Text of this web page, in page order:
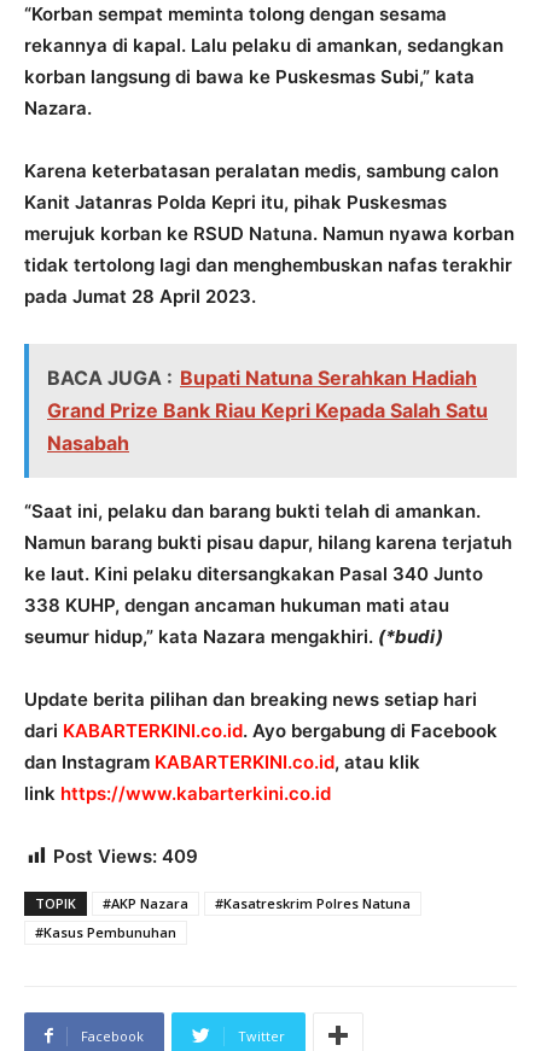
“Korban sempat meminta tolong dengan sesama
rekannya di kapal. Lalu pelaku di amankan, sedangkan
korban langsung di bawa ke Puskesmas Subi,” kata
Nazara.
Karena keterbatasan peralatan medis, sambung calon
Kanit Jatanras Polda Kepri itu, pihak Puskesmas
merujuk korban ke RSUD Natuna. Namun nyawa korban
tidak tertolong lagi dan menghembuskan nafas terakhir
pada Jumat 28 April 2023.
BACA JUGA : Bupati Natuna Serahkan Hadiah
Grand Prize Bank Riau Kepri Kepada Salah Satu
Nasabah
“Saat ini, pelaku dan barang bukti telah di amankan.
Namun barang bukti pisau dapur, hilang karena terjatuh
ke laut. Kini pelaku ditersangkakan Pasal 340 Junto
338 KUHP, dengan ancaman hukuman mati atau
seumur hidup,” kata Nazara mengakhiri. (*budi)
Update berita pilihan dan breaking news setiap hari
dari KABARTERKINI.co.id. Ayo bergabung di Facebook
dan Instagram KABARTERKINI.co.id, atau klik
link https://www.kabarterkini.co.id
Post Views: 409
TOPIK #AKP Nazara
#Kasatreskrim Polres Natuna
#Kasus Pembunuhan
Facebook Twitter